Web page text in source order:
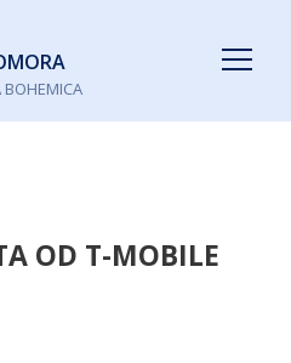
BOHEMICA
OD T-MOBILE